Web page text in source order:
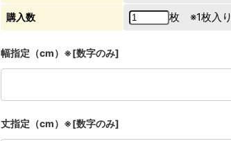
購入数 枚 ※1枚入り
幅指定（cm）※[数字のみ]
丈指定（cm）※[数字のみ]